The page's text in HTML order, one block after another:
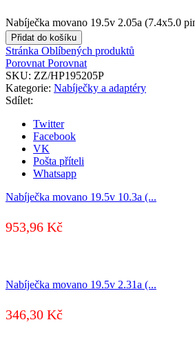
Nabíječka movano 19.5v 2.05a (7.4x5.0
Přidat do košíku
Stránka Oblíbených produktů
Porovnat Porovnat
SKU: ZZ/HP195205P
Kategorie: Nabíječky a adaptéry
Sdílet:
Twitter
Facebook
VK
Pošta příteli
Whatsapp
Nabíječka movano 19.5v 10.3a (...
953,96 Kč
Nabíječka movano 19.5v 2.31a (...
346,30 Kč